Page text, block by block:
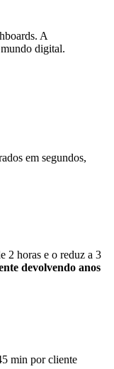
A
digital.
em segundos,
2 horas e o reduz a 3
devolvendo anos
min por cliente